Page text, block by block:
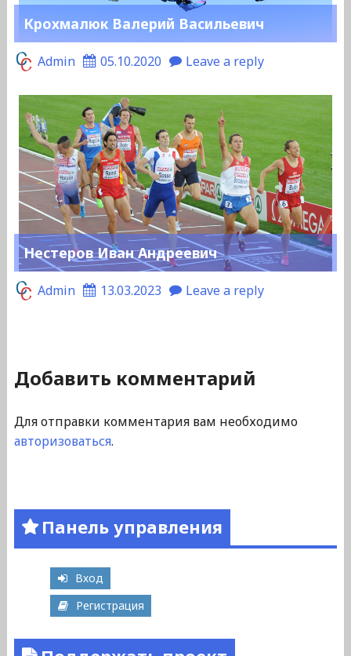
Крохмалюк Валерий Васильевич
Admin 05.10.2020 Leave a reply
Нестеров Иван Андреевич
Admin 13.03.2023 Leave a reply
Добавить комментарий
Для отправки комментария вам необходимо
авторизоваться.
Панель управления
Вход
Регистрация